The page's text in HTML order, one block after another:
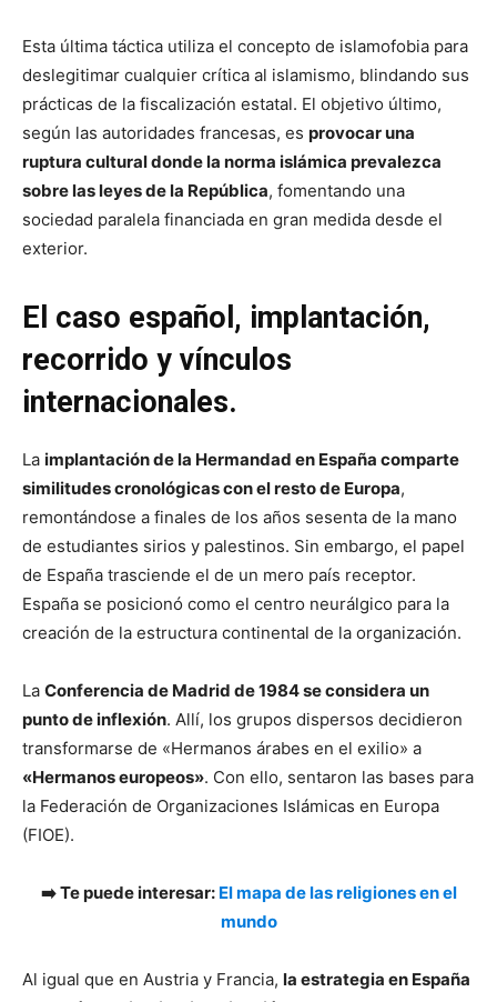
Esta última táctica utiliza el concepto de islamofobia para
deslegitimar cualquier crítica al islamismo, blindando sus
prácticas de la fiscalización estatal. El objetivo último,
según las autoridades francesas, es provocar una
ruptura cultural donde la norma islámica prevalezca
sobre las leyes de la República, fomentando una
sociedad paralela financiada en gran medida desde el
exterior.
El caso español, implantación,
recorrido y vínculos
internacionales.
La implantación de la Hermandad en España comparte
similitudes cronológicas con el resto de Europa,
remontándose a finales de los años sesenta de la mano
de estudiantes sirios y palestinos. Sin embargo, el papel
de España trasciende el de un mero país receptor.
España se posicionó como el centro neurálgico para la
creación de la estructura continental de la organización.
La Conferencia de Madrid de 1984 se considera un
punto de inflexión. Allí, los grupos dispersos decidieron
transformarse de «Hermanos árabes en el exilio» a
«Hermanos europeos». Con ello, sentaron las bases para
la Federación de Organizaciones Islámicas en Europa
(FIOE).
➡️ Te puede interesar: El mapa de las religiones en el
mundo
Al igual que en Austria y Francia, la estrategia en España